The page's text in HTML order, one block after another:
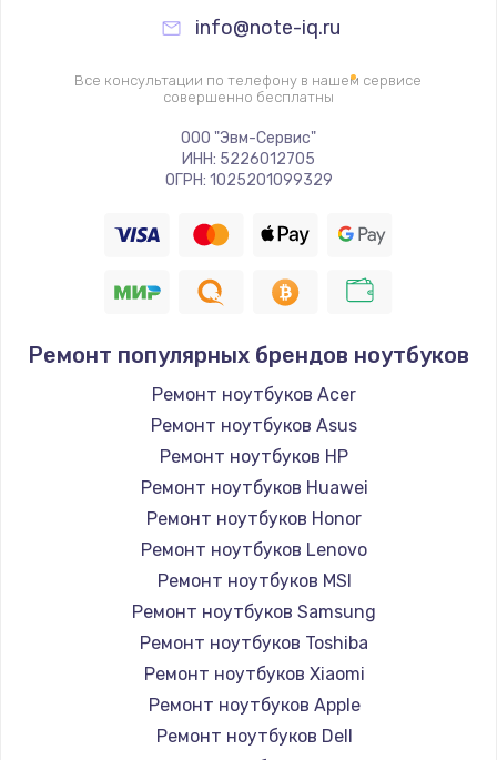
Замена термопасты
1090 руб.
Заказать
Замена шлейфа матрицы
1345 руб.
1390 руб.
Замена северного моста
2420 руб.
Заказать
Замена SSD
Заказать
Замена аккумулятора
Заказать
Замена клавиатуры
info@note-iq.ru
Все консультации по телефону в нашем сервисе
совершенно бесплатны
ООО "Эвм-Сервис"
ИНН: 5226012705
ОГРН: 1025201099329
Ремонт популярных брендов ноутбуков
Ремонт ноутбуков Acer
Ремонт ноутбуков Asus
Ремонт ноутбуков HP
Ремонт ноутбуков Huawei
Ремонт ноутбуков Honor
Ремонт ноутбуков Lenovo
Ремонт ноутбуков MSI
Ремонт ноутбуков Samsung
Ремонт ноутбуков Toshiba
Ремонт ноутбуков Xiaomi
Ремонт ноутбуков Apple
Ремонт ноутбуков Dell